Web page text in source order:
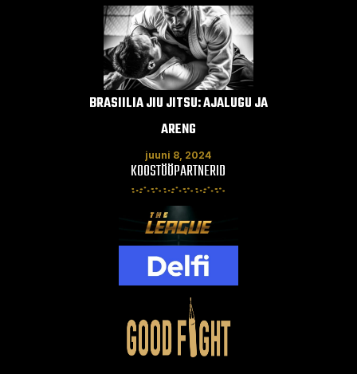
KOOSTÖÖPARTNERID
BRASIILIA JIU JITSU: AJALUGU JA
ARENG
juuni 8, 2024